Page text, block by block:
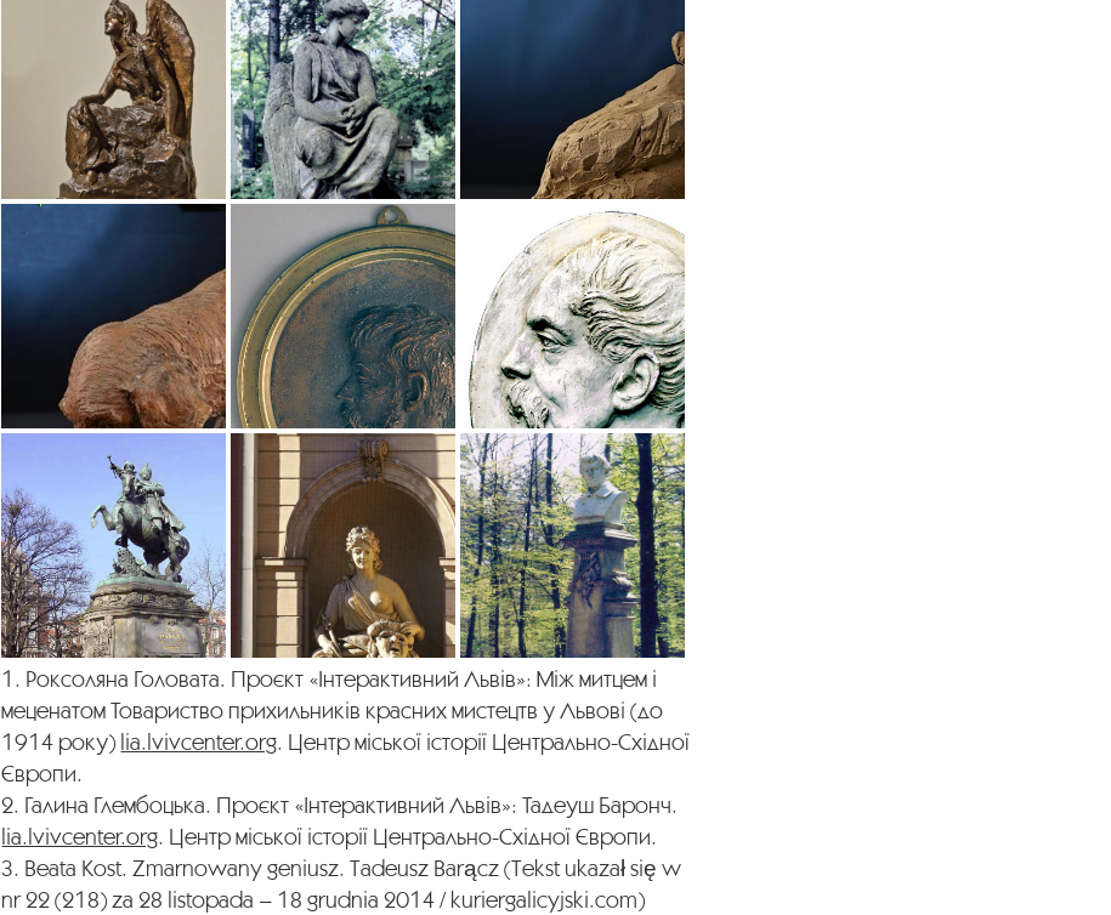
1. Роксоляна Головата. Проєкт «Інтерактивний Львів»: Між митцем і
меценатом Товариство прихильників красних мистецтв у Львові (до
1914 року) lia.lvivcenter.org. Центр міської історії Центрально-Східної
Європи.
2. Галина Глембоцька. Проєкт «Інтерактивний Львів»: Тадеуш Баронч.
lia.lvivcenter.org. Центр міської історії Центрально-Східної Європи.
3. Beata Kost. Zmarnowany geniusz. Tadeusz Barącz (Tekst ukazał się w
nr 22 (218) za 28 listopada – 18 grudnia 2014 / kuriergalicyjski.com)